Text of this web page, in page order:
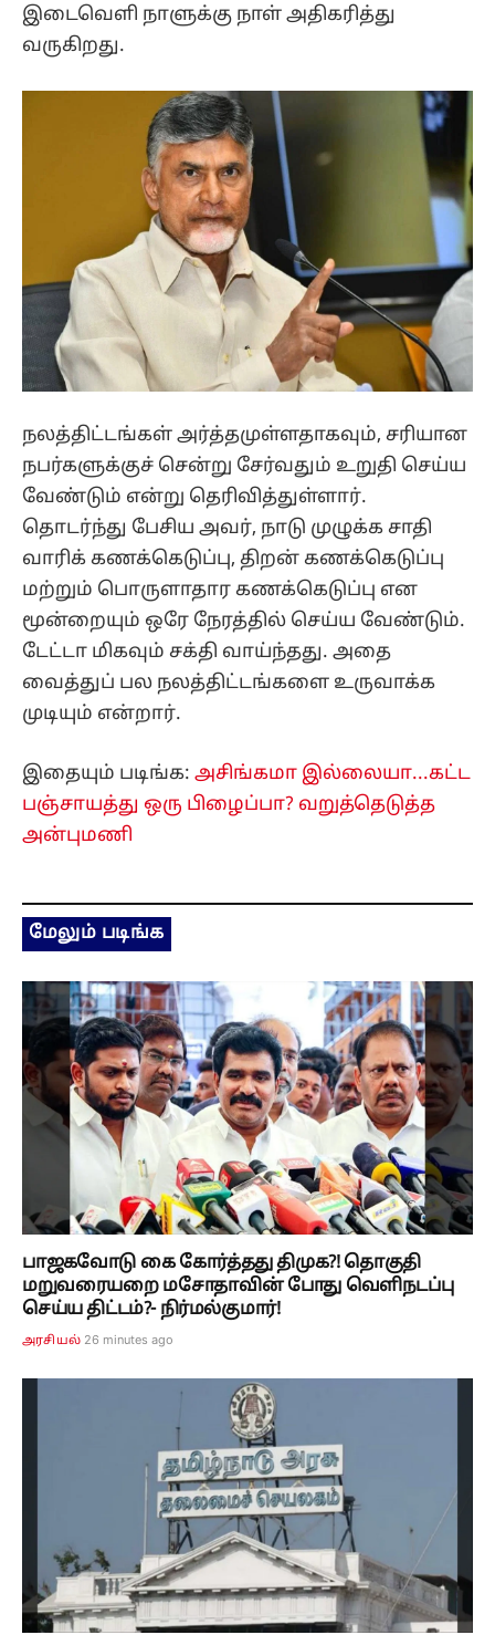
இடைவெளி நாளுக்கு நாள் அதிகரித்து
வருகிறது.
நலத்திட்டங்கள் அர்த்தமுள்ளதாகவும், சரியான
நபர்களுக்குச் சென்று சேர்வதும் உறுதி செய்ய
வேண்டும் என்று தெரிவித்துள்ளார்.
தொடர்ந்து பேசிய அவர், நாடு முழுக்க சாதி
வாரிக் கணக்கெடுப்பு, திறன் கணக்கெடுப்பு
மற்றும் பொருளாதார கணக்கெடுப்பு என
மூன்றையும் ஒரே நேரத்தில் செய்ய வேண்டும்.
டேட்டா மிகவும் சக்தி வாய்ந்தது. அதை
வைத்துப் பல நலத்திட்டங்களை உருவாக்க
முடியும் என்றார்.
இதையும் படிங்க: அசிங்கமா இல்லையா...கட்ட
பஞ்சாயத்து ஒரு பிழைப்பா? வறுத்தெடுத்த
அன்புமணி
மேலும் படிங்க
பாஜகவோடு கை கோர்த்தது திமுக?! தொகுதி
மறுவரையறை மசோதாவின் போது வெளிநடப்பு
செய்ய திட்டம்?- நிர்மல்குமார்!
அரசியல் 26 minutes ago